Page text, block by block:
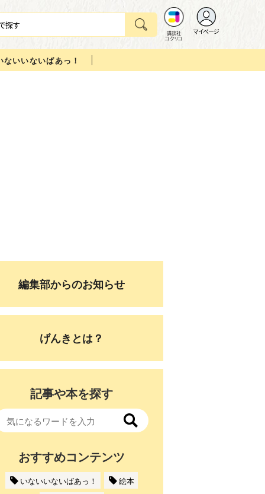
講談社
コクリコ
マイページ
ないいないばあっ！
編集部からのお知らせ
げんきとは？
記事や本を探す
おすすめコンテンツ
いないいないばあっ！
絵本